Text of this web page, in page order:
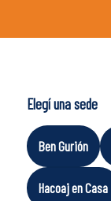
Elegí una sede
Ben Gurión
Hacoaj en Casa